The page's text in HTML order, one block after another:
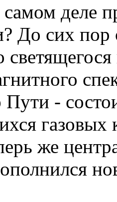
деле
До сих пор
-
газовых
же